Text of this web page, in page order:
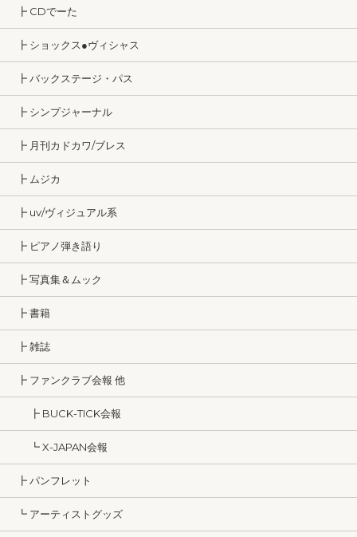
┣ CDでーた
┣ ショックス●ヴィシャス
┣ バックステージ・パス
┣ シンプジャーナル
┣ 月刊カドカワ/ブレス
┣ ムジカ
┣ uv/ヴィジュアル系
┣ ピアノ弾き語り
┣ 写真集＆ムック
┣ 書籍
┣ 雑誌
┣ ファンクラブ会報 他
┣ BUCK-TICK会報
┗ X-JAPAN会報
┣ パンフレット
┗ アーティストグッズ